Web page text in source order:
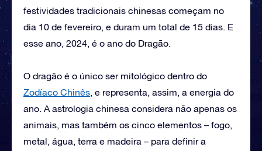
festividades tradicionais chinesas começam no
dia 10 de fevereiro, e duram um total de 15 dias. E
esse ano, 2024, é o ano do Dragão.
O dragão é o único ser mitológico dentro do
Zodíaco Chinês, e representa, assim, a energia do
ano. A astrologia chinesa considera não apenas os
animais, mas também os cinco elementos – fogo,
metal, água, terra e madeira – para definir a